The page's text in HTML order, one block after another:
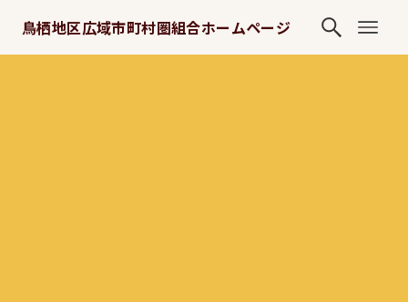
鳥栖地区広域市町村圏組合ホームページ